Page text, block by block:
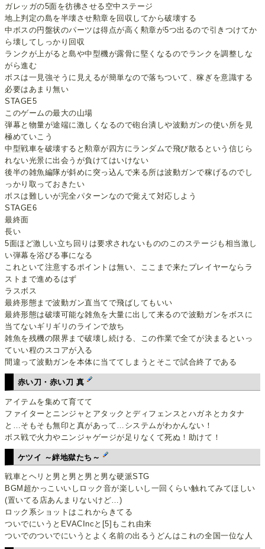
ガレッガの5面を彷彿させる空中ステージ
地上判定の島を半壊させ勲章を回収してから破壊する
中ボスの円盤状のパーツは得点が高く勲章が5つ出るので引きつけてか
ら壊してしっかり回収
ランクが上がると島や中型機が露骨に堅くなるのでランクを調整しな
がら進む
ボスは一見強そうに見えるが簡単なので落ちついて、稼ぎを意識する
必要はあまり無い
STAGE5
このゲームの最大の山場
弾幕と物量が途端に激しくなるので砲台潰しや波動ガンの使い所を見
極めていこう
中型戦車を破壊すると勲章が四方にランダムで飛び散るという信じら
れない光景に出会うが負けてはいけない
後半の雑魚編隊が斜めに突っ込んで来る所は波動ガンで稼げるのでし
っかり取っておきたい
ボスは難しいが完全パターンなので覚えて対応しよう
STAGE6
最終面
長い
5面ほど激しい立ち回りは要求されないもののこのステージも相当激し
い弾幕を浴びる事になる
これといて注意するポイントは無い、ここまで来たプレイヤーならラ
ストまで進めるはず
ラスボス
最終形態まで波動ガン直当てで飛ばしてもいい
最終形態は破壊可能な雑魚を大量に出して来るので波動ガンをボスに
当てないギリギリのラインで放ち
雑魚を残機の限界まで破壊し続ける、この作業で全てが決まるといっ
ていい程のスコアが入る
間違って波動ガンを本体に当ててしまうとそこで試合終了である
赤い刀・赤い刀 真
アイテムを集めて育てて
ファイターとニンジャとアタックとディフェンスとハガネとカタナ
と…そもそも無印と真があって…システムがわかんない！
ボス戦で火力やニンジャゲージが足りなくて死ぬ！助けて！
ケツイ ～絆地獄たち～
戦車とヘリと男と男と男と男な硬派STG
BGM超かっこいいしロック音が楽しいし一回くらい触れてみてほしい
(置いてる店あんまりないけど…)
ロック系ショットはこれからきてる
ついでにいうとEVACIncと[5]もこれ由来
ついでのついでにいうとよく名前の出るうどんはこれの全国一位な人